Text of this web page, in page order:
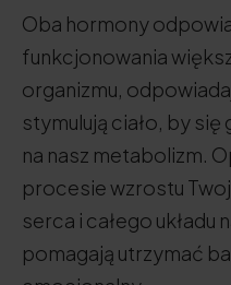
Oba hormony
funkcjonowania
organizmu,
stymulują ciało, by się
na nasz metabolizm.
procesie wzrostu
serca i całego układu
pomagają utrzymać